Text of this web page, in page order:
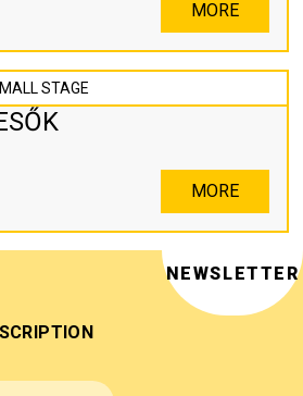
MORE
STAGE
MORE
NEWSLETTER